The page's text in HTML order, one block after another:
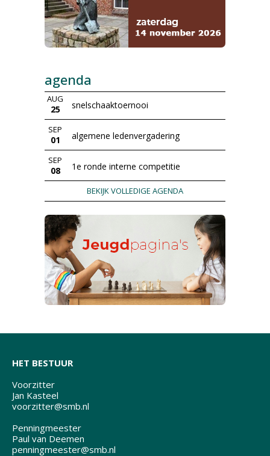
agenda
AUG
25 snelschaaktoernooi
SEP
01 algemene ledenvergadering
SEP
08 1e ronde interne competitie
BEKIJK VOLLEDIGE AGENDA
HET BESTUUR
Voorzitter
Jan Kasteel
voorzitter@smb.nl
Penningmeester
Paul van Deemen
penningmeester@smb.nl